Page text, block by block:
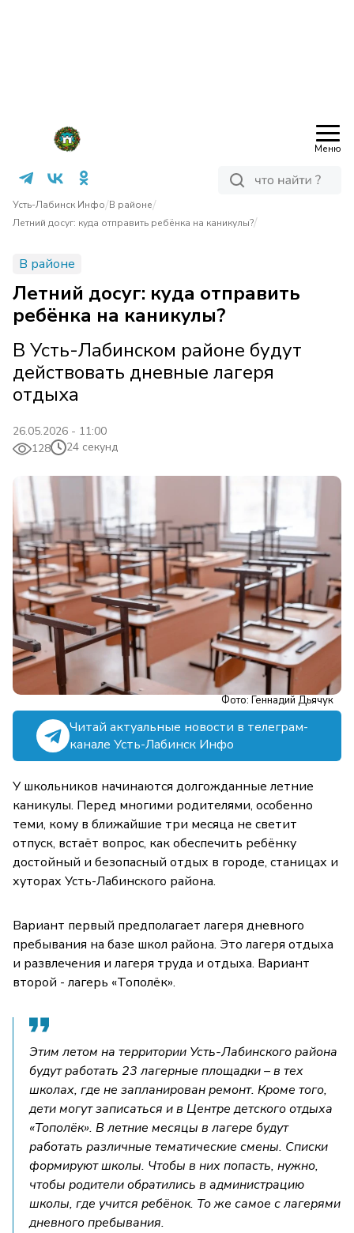
Меню
Усть-Лабинск Инфо/В районе/
Летний досуг: куда отправить ребёнка на каникулы?/
В районе
Летний досуг: куда отправить
ребёнка на каникулы?
В Усть-Лабинском районе будут
действовать дневные лагеря
отдыха
26.05.2026 - 11:00
128
24 секунд
Фото: Геннадий Дьячук
Читай актуальные новости в телеграм-
канале Усть-Лабинск Инфо
У школьников начинаются долгожданные летние
каникулы. Перед многими родителями, особенно
теми, кому в ближайшие три месяца не светит
отпуск, встаёт вопрос, как обеспечить ребёнку
достойный и безопасный отдых в городе, станицах и
хуторах Усть-Лабинского района.
Вариант первый предполагает лагеря дневного
пребывания на базе школ района. Это лагеря отдыха
и развлечения и лагеря труда и отдыха. Вариант
второй - лагерь «Тополёк».
Этим летом на территории Усть-Лабинского района
будут работать 23 лагерные площадки – в тех
школах, где не запланирован ремонт. Кроме того,
дети могут записаться и в Центре детского отдыха
«Тополёк». В летние месяцы в лагере будут
работать различные тематические смены. Списки
формируют школы. Чтобы в них попасть, нужно,
чтобы родители обратились в администрацию
школы, где учится ребёнок. То же самое с лагерями
дневного пребывания.